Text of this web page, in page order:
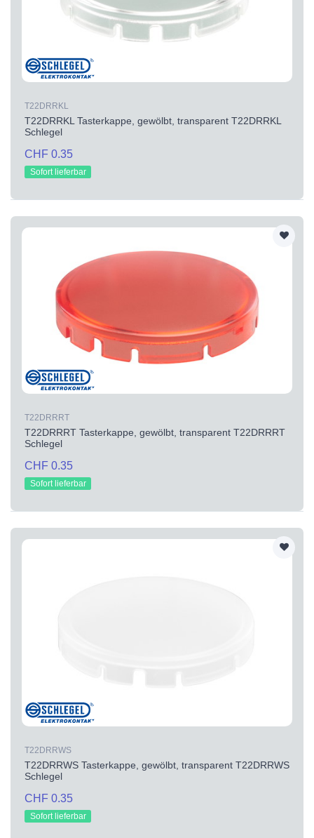
T22DRRKL
T22DRRKL Tasterkappe, gewölbt, transparent T22DRRKL
Schlegel
CHF 0.35
Sofort lieferbar
T22DRRRT
T22DRRRT Tasterkappe, gewölbt, transparent T22DRRRT
Schlegel
CHF 0.35
Sofort lieferbar
T22DRRWS
T22DRRWS Tasterkappe, gewölbt, transparent T22DRRWS
Schlegel
CHF 0.35
Sofort lieferbar